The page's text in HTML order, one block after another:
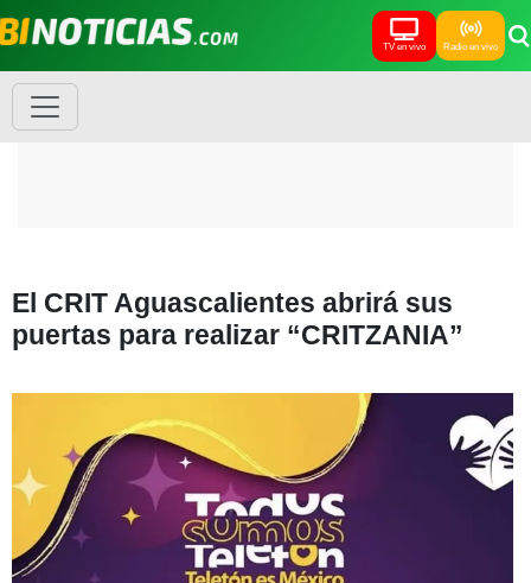
TV en vivo Radio en vivo
El CRIT Aguascalientes abrirá sus
puertas para realizar “CRITZANIA”